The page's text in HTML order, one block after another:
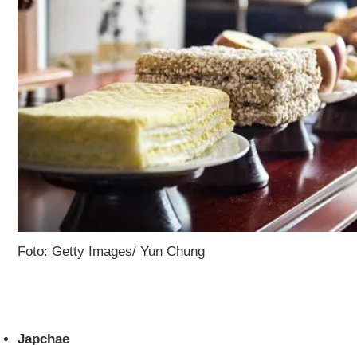
Foto: Getty Images/ Yun Chung
Japchae